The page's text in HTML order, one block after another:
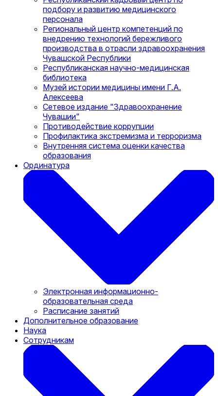
подбору и развитию медицинского
персонала
Региональный центр компетенций по
внедрению технологий бережливого
производства в отрасли здравоохранения
Чувашской Республики
Республиканская научно-медицинская
библиотека
Музей истории медицины имени Г.А.
Алексеева
Сетевое издание "Здравоохранение
Чувашии"
Противодействие коррупции
Профилактика экстремизма и терроризма
Внутренняя система оценки качества
образования
Ординатура
Электронная информационно-
образовательная среда
Расписание занятий
Дополнительное образование
Наука
Сотрудникам